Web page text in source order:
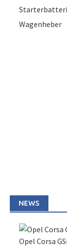
Wagenheber
NEWS
Opel Corsa